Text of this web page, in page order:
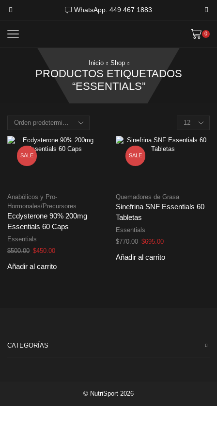
WhatsApp: 449 467 1883
0
Inicio Shop
PRODUCTOS ETIQUETADOS
“ESSENTIALS”
Products
page
SALE
Anabólicos y Pro-
Hormonales/Precursores
Ecdysterone 90% 200mg
Essentials 60 Caps
Essentials
$500.00 El
original
$450.00El
actual
Añadir al carrito
SALE
Quemadores de Grasa
Sinefrina SNF Essentials 60
Tabletas
Essentials
$770.00 El
original
$695.00El
actual
Añadir al carrito
CATEGORÍAS
© NutriSport 2026